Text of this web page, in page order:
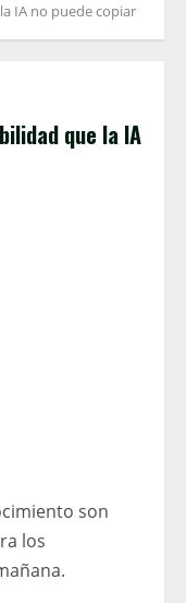
IA no puede copiar
que la IA
son
los